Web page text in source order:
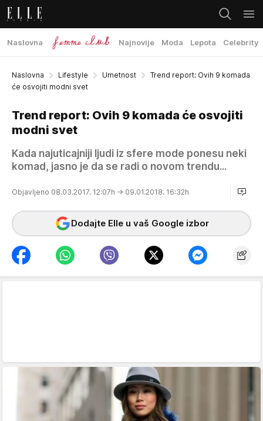
Naslovna Najnovije Moda Lepota Celebrity
Naslovna Lifestyle Umetnost
Trend report: Ovih 9 komada
će osvojiti modni svet
Trend report: Ovih 9 komada će osvojiti
modni svet
Kada najuticajniji ljudi iz sfere mode ponesu neki
komad, jasno je da se radi o novom trendu...
Objavljeno 08.03.2017. 12:07h → 09.01.2018. 16:32h
Dodajte Elle u vaš Google izbor